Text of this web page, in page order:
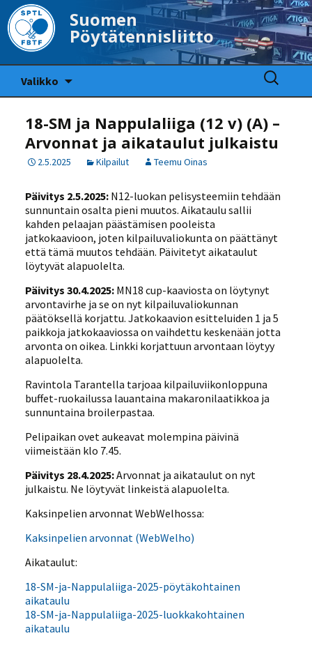
Suomen
Pöytätennisliitto
Valikko
Haku:
18-SM ja Nappulaliiga (12 v) (A) –
Arvonnat ja aikataulut julkaistu
2.5.2025 Kilpailut Teemu Oinas
Päivitys 2.5.2025: N12-luokan pelisysteemiin tehdään
sunnuntain osalta pieni muutos. Aikataulu sallii
kahden pelaajan päästämisen pooleista
jatkokaavioon, joten kilpailuvaliokunta on päättänyt
että tämä muutos tehdään. Päivitetyt aikataulut
löytyvät alapuolelta.
Päivitys 30.4.2025: MN18 cup-kaaviosta on löytynyt
arvontavirhe ja se on nyt kilpailuvaliokunnan
päätöksellä korjattu. Jatkokaavion esitteluiden 1 ja 5
paikkoja jatkokaaviossa on vaihdettu keskenään jotta
arvonta on oikea. Linkki korjattuun arvontaan löytyy
alapuolelta.
Ravintola Tarantella tarjoaa kilpailuviikonloppuna
buffet-ruokailussa lauantaina makaronilaatikkoa ja
sunnuntaina broilerpastaa.
Pelipaikan ovet aukeavat molempina päivinä
viimeistään klo 7.45.
Päivitys 28.4.2025:Arvonnat ja aikataulut on nyt
julkaistu. Ne löytyvät linkeistä alapuolelta.
Kaksinpelien arvonnat WebWelhossa:
Kaksinpelien arvonnat (WebWelho)
Aikataulut:
18-SM-ja-Nappulaliiga-2025-pöytäkohtainen
aikataulu
18-SM-ja-Nappulaliiga-2025-luokkakohtainen
aikataulu